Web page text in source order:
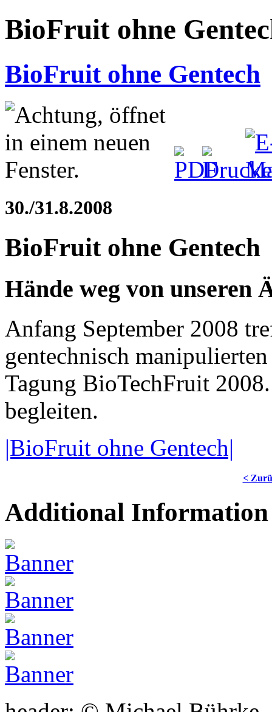
BioFruit ohne
BioFruit ohne Gentech
30./31.8.2008
BioFruit ohne Gentech
Hände weg von unseren
Anfang September 2008
gentechnisch
Tagung BioTechFruit
begleiten.
|BioFruit ohne Gentech|
<
Additional Information